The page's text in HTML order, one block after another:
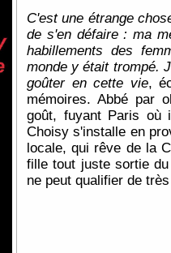
C'est une étrange
de s'en défaire : ma
habillements des
monde y était trompé.
goûter en cette vie,
mémoires. Abbé par
goût, fuyant Paris où
Choisy s'installe en
locale, qui rêve de la
fille tout juste sortie
ne peut qualifier de